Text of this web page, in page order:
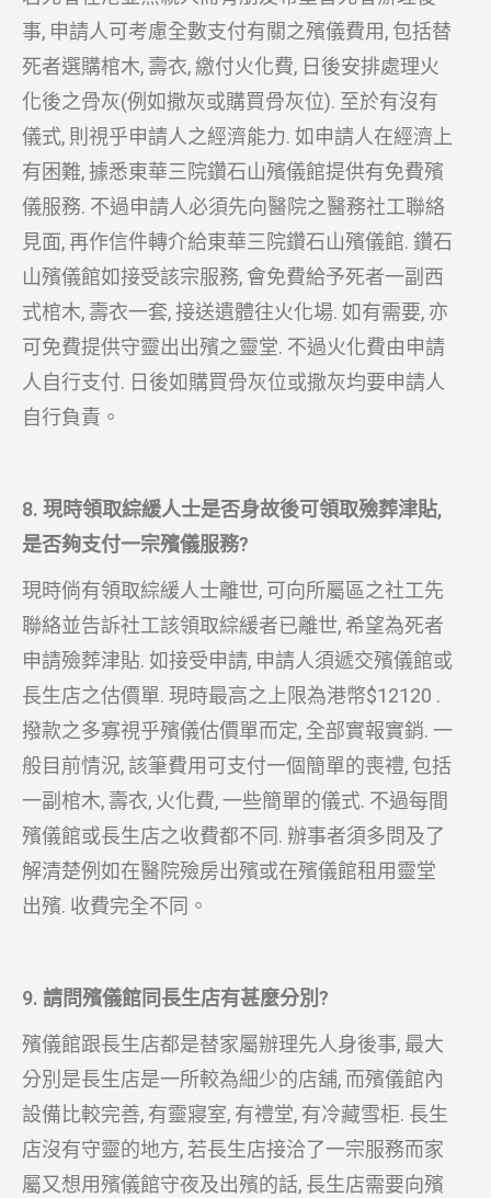
事, 申請人可考慮全數支付有關之殯儀費用, 包括替
死者選購棺木, 壽衣, 繳付火化費, 日後安排處理火
化後之骨灰(例如撒灰或購買骨灰位). 至於有沒有
儀式, 則視乎申請人之經濟能力. 如申請人在經濟上
有困難, 據悉東華三院鑽石山殯儀館提供有免費殯
儀服務. 不過申請人必須先向醫院之醫務社工聯絡
見面, 再作信件轉介給東華三院鑽石山殯儀館. 鑽石
山殯儀館如接受該宗服務, 會免費給予死者一副西
式棺木, 壽衣一套, 接送遺體往火化場. 如有需要, 亦
可免費提供守靈出出殯之靈堂. 不過火化費由申請
人自行支付. 日後如購買骨灰位或撒灰均要申請人
自行負責。
8. 現時領取綜緩人士是否身故後可領取殮葬津貼,
是否夠支付一宗殯儀服務?
現時倘有領取綜緩人士離世, 可向所屬區之社工先
聯絡並告訴社工該領取綜緩者已離世, 希望為死者
申請殮葬津貼. 如接受申請, 申請人須遞交殯儀館或
長生店之估價單. 現時最高之上限為港幣$12120 .
撥款之多寡視乎殯儀估價單而定, 全部實報實銷. 一
般目前情況, 該筆費用可支付一個簡單的喪禮, 包括
一副棺木, 壽衣, 火化費, 一些簡單的儀式. 不過每間
殯儀館或長生店之收費都不同. 辦事者須多問及了
解清楚例如在醫院殮房出殯或在殯儀館租用靈堂
出殯. 收費完全不同。
9. 請問殯儀館同長生店有甚麼分別?
殯儀館跟長生店都是替家屬辦理先人身後事, 最大
分別是長生店是一所較為細少的店舖, 而殯儀館內
設備比較完善, 有靈寢室, 有禮堂, 有冷藏雪柜. 長生
店沒有守靈的地方, 若長生店接洽了一宗服務而家
屬又想用殯儀館守夜及出殯的話, 長生店需要向殯